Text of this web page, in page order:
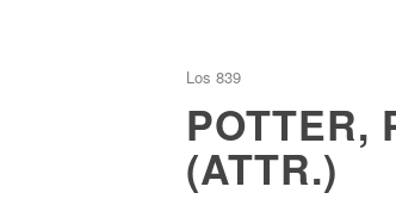
Los 839
POTTER,
(ATTR.)